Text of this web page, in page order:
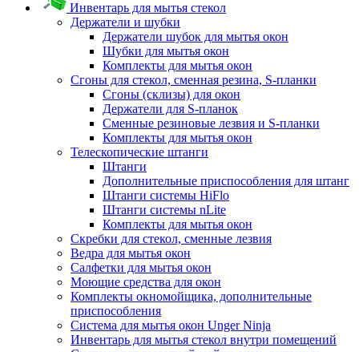
Инвентарь для мытья стекол
Держатели и шубки
Держатели шубок для мытья окон
Шубки для мытья окон
Комплекты для мытья окон
Сгоны для стекол, сменная резина, S-планки
Сгоны (склизы) для окон
Держатели для S-планок
Сменные резиновые лезвия и S-планки
Комплекты для мытья окон
Телескопические штанги
Штанги
Дополнительные приспособления для штанг
Штанги системы HiFlo
Штанги системы nLite
Комплекты для мытья окон
Скребки для стекол, сменные лезвия
Ведра для мытья окон
Салфетки для мытья окон
Моющие средства для окон
Комплекты окномойщика, дополнительные
приспособления
Система для мытья окон Unger Ninja
Инвентарь для мытья стекол внутри помещений